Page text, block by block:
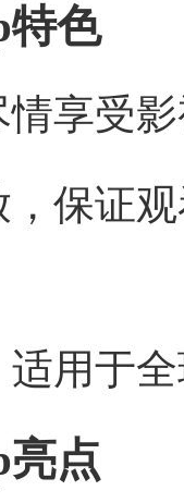
特色
享受影
保证
用于
点